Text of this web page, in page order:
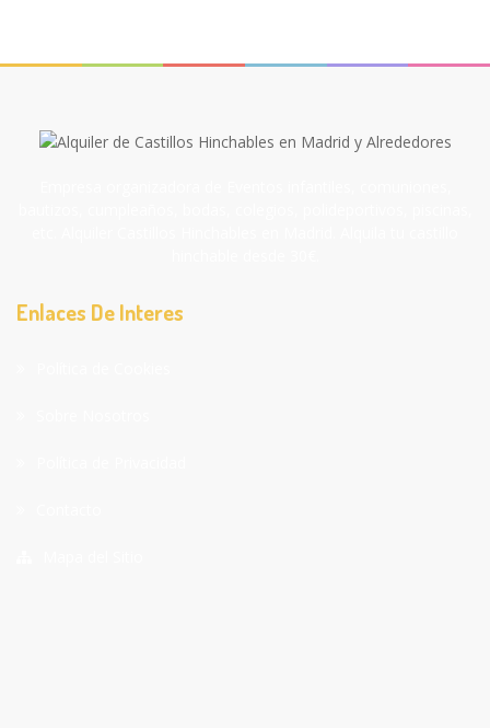
Enlaces De Interes